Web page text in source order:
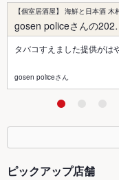
【個室居酒屋】 海鮮と日本酒 木
gosen policeさんの
タバコすえました提供がは
gosen policeさん
ピックアップ店舗